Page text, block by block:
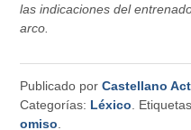
las indicaciones del
arco.
Publicado porCastellano
Categorías: Léxico .
omiso